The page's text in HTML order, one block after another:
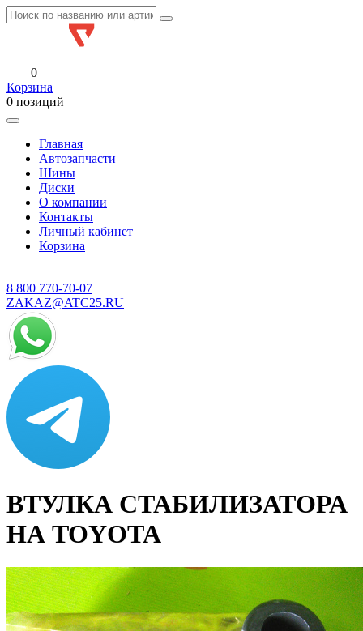
0
Корзина
0 позиций
Главная
Автозапчасти
Шины
Диски
О компании
Контакты
Личный кабинет
Корзина
8 800 770-70-07
ZAKAZ@ATC25.RU
ВТУЛКА СТАБИЛИЗАТОРА
НА TOYOTA